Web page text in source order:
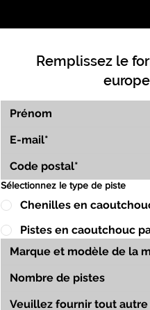
Remplissez le
Sélectionnez le type de piste
Chenilles en
Pistes en caoutchouc